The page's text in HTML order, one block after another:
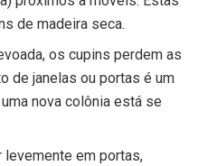
de madeira seca.
os cupins perdem as
de janelas ou portas é um
nova colônia está se
levemente em portas,